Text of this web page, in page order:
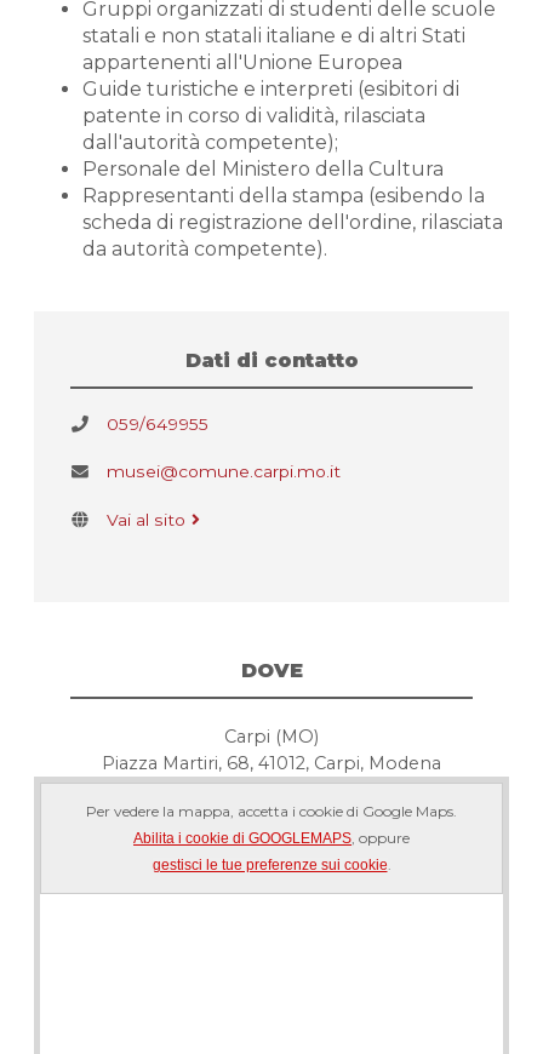
Gruppi organizzati di studenti delle scuole
statali e non statali italiane e di altri Stati
appartenenti all'Unione Europea
Guide turistiche e interpreti (esibitori di
patente in corso di validità, rilasciata
dall'autorità competente);
Personale del Ministero della Cultura
Rappresentanti della stampa (esibendo la
scheda di registrazione dell'ordine, rilasciata
da autorità competente).
Dati di contatto
059/649955
musei@comune.carpi.mo.it
Vai al sito
DOVE
Carpi (MO)
Piazza Martiri, 68, 41012, Carpi, Modena
Per vedere la mappa, accetta i cookie di Google Maps.
Abilita i cookie di GOOGLEMAPS , oppure
gestisci le tue preferenze sui cookie